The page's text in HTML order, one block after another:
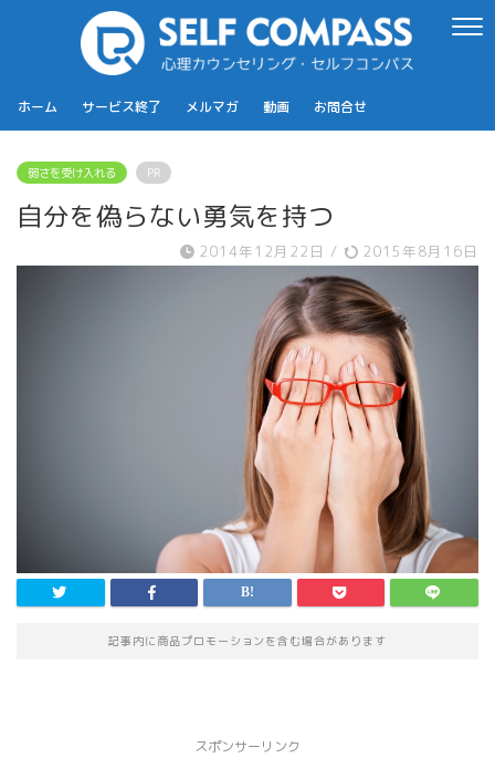
ホーム サービス終了 メルマガ 動画 お問合せ
弱さを受け入れる PR
自分を偽らない勇気を持つ
2014年12月22日 / 2015年8月16日
記事内に商品プロモーションを含む場合があります
スポンサーリンク